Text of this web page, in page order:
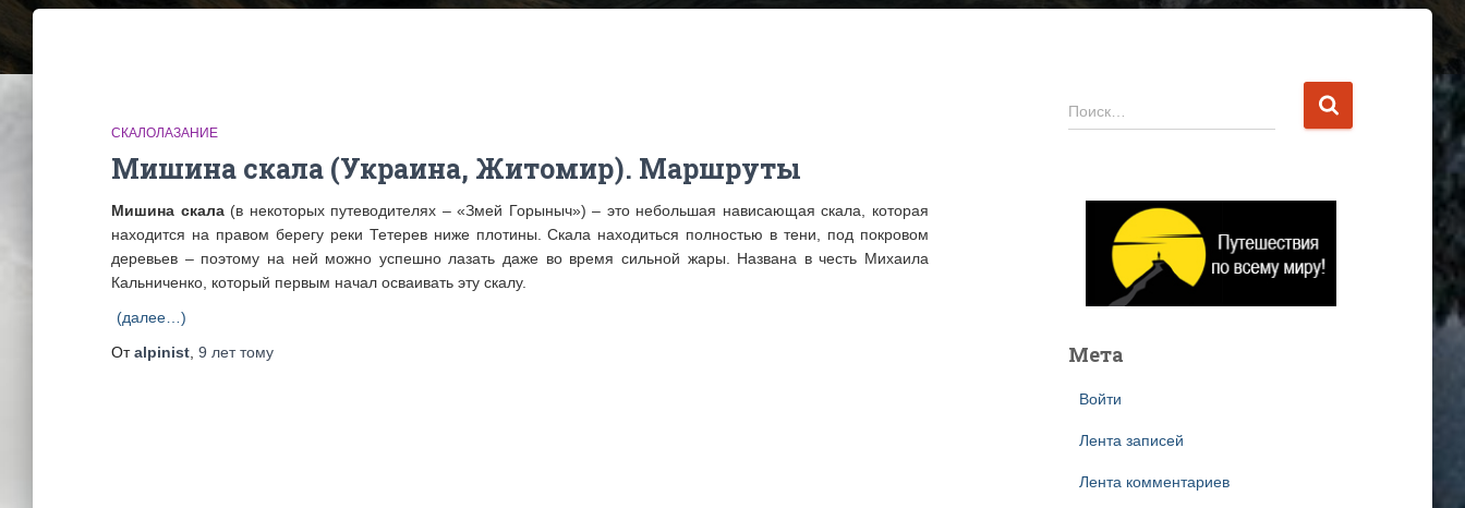
СКАЛОЛАЗАНИЕ
Мишина скала (Украина, Житомир). Маршруты
Мишина скала(в некоторых путеводителях – «Змей Горыныч») – это небольшая нависающая скала, которая
находится на правом берегу реки Тетерев ниже плотины. Скала находиться полностью в тени, под покровом
деревьев – поэтому на ней можно успешно лазать даже во время сильной жары. Названа в честь Михаила
Кальниченко, который первым начал осваивать эту скалу.
(далее…)
Отalpinist 9 леттому
Н
а
Поиск…
Мета
Войти
Лента записей
Лента комментариев